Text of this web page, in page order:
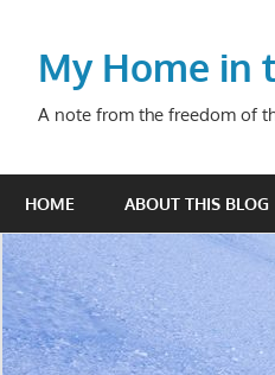
contentMy Home in
A note from the freedom of
HOME ABOUT THIS BLOG